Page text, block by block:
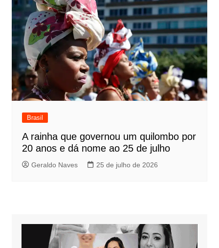
Brasil
A rainha que governou um quilombo por
20 anos e dá nome ao 25 de julho
Geraldo Naves 25 de julho de 2026